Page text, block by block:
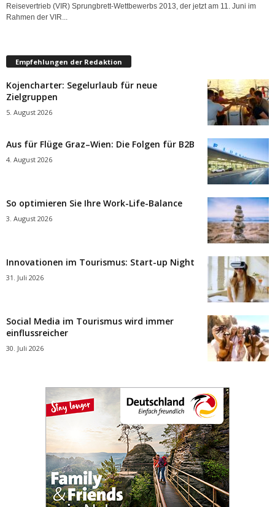
Reisevertrieb (VIR) Sprungbrett-Wettbewerbs 2013, der jetzt am 11. Juni im
Rahmen der VIR...
Empfehlungen der Redaktion
Kojencharter: Segelurlaub für neue
Zielgruppen
5. August 2026
Aus für Flüge Graz–Wien: Die Folgen für B2B
4. August 2026
So optimieren Sie Ihre Work-Life-Balance
3. August 2026
Innovationen im Tourismus: Start-up Night
31. Juli 2026
Social Media im Tourismus wird immer
einflussreicher
30. Juli 2026